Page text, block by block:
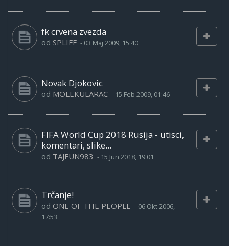
fk crvena zvezda
od SPLIFF - 03 Maj 2009, 15:40
Novak Djokovic
od MOLEKULARAC - 15 Feb 2009, 01:46
FIFA World Cup 2018 Rusija - utisci,
komentari, slike...
od TAJFUN983 - 15 Jun 2018, 19:01
Trčanje!
od ONE OF THE PEOPLE - 06 Okt 2006,
17:53